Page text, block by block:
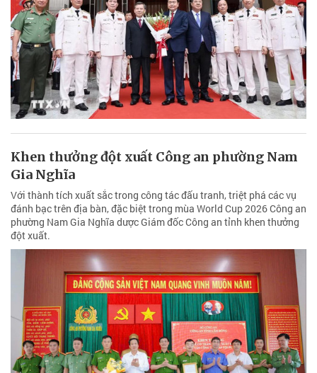
Khen thưởng đột xuất Công an phường Nam
Gia Nghĩa
Với thành tích xuất sắc trong công tác đấu tranh, triệt phá các vụ
đánh bạc trên địa bàn, đặc biệt trong mùa World Cup 2026 Công an
phường Nam Gia Nghĩa dược Giám đốc Công an tỉnh khen thưởng
đột xuất.